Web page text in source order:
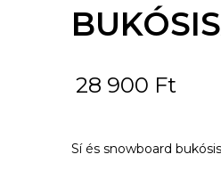
28 900 Ft
Sí és snowboard